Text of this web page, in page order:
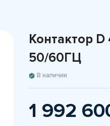
Контактор D
50/60ГЦ
В наличии
1 992